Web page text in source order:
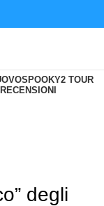
SPOOKY2 TOUR
RECENSIONI
degli